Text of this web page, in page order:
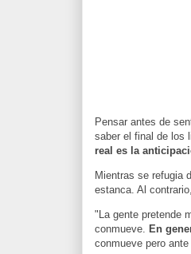
Pensar antes de
saber el final de los
real es la
Mientras se refugia
estanca. Al
"La gente pretende
conmueve. En
conmueve pero